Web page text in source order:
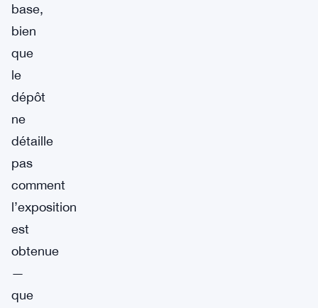
base,
bien
que
le
dépôt
ne
détaille
pas
comment
l’exposition
est
obtenue
—
que